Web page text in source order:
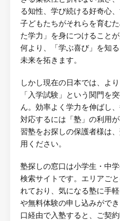
る知性、学び続ける好奇心
子どもたちがそれらを育む
た学力」を身につけること
何より、「学ぶ喜び」を知
未来を拓きます。
しかし現在の日本では、よ
「入学試験」という関門を
ん。効率よく学力を伸ばし
対応するには「塾」の利用
習塾をお探しの保護者様は
用ください。
塾探しの窓口は小学生・中
検索サイトです。エリアご
れており、気になる塾に手
や無料体験の申し込みがで
口経由で入塾すると、ご契